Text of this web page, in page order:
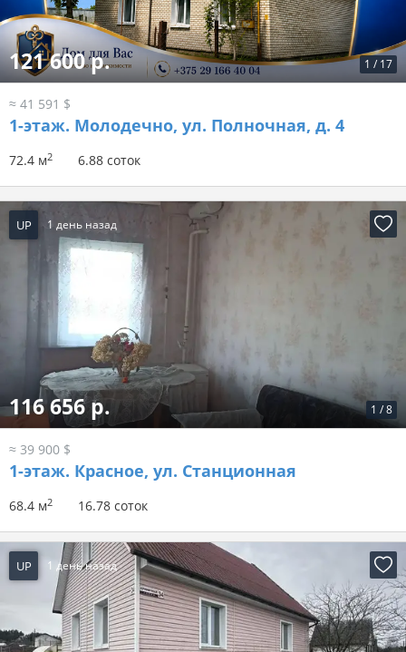
1 / 17
121 600 р.
≈ 41 591 $
1-этаж. Молодечно, ул. Полночная, д. 4
72.4 м2 6.88 соток
UP 1 день назад
1 /8
116 656 р.
≈ 39 900 $
1-этаж. Красное, ул. Станционная
68.4 м2 16.78 соток
UP 1 день назад